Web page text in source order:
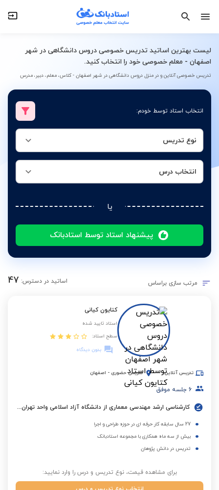
لیست بهترین اساتید تدریس خصوصی دروس دانشگاهی در شهر
اصفهان - معلم خصوصی خود را انتخاب کنید.
تدریس خصوصی آنلاین و در منزل دروس دانشگاهی در شهر اصفهان - کلاس، معلم، دبیر، مدرس
انتخاب استاد توسط خودم:
نوع تدریس
انتخاب درس
یا
پیشنهاد استاد توسط استادبانک
انتخاب درس
مرتب سازی براساس اساتید در دسترس: 47
کتایون کیانی
استاد تایید شده
سطح استاد:
بدون دیدگاه
تدریس آنلاین تدریس حضوری - اصفهان
6 جلسه موفق
کارشناسی ارشد مهندسی معماری از دانشگاه آزاد اسلامی واحد تهران مرکزی
27 سال سابقه کار حرفه ای در حوزه طراحی و اجرا
بیش از سه ماه همکاری با مجموعه استادبانک
تدریس در دانش پژوهان
برای مشاهده قیمت، نوع تدریس و درس را وارد نمایید: